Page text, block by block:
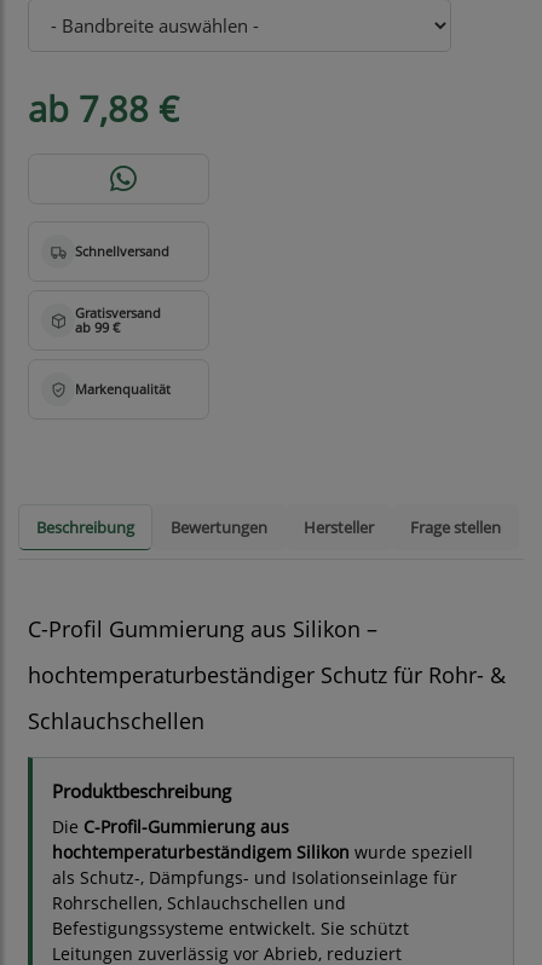
ab 7,88 €
Beschreibung Bewertungen Hersteller Frage stellen
C-Profil Gummierung aus Silikon –
hochtemperaturbeständiger Schutz für Rohr- &
Schlauchschellen
Produktbeschreibung
Die C-Profil-Gummierung aus
hochtemperaturbeständigem Silikon wurde speziell
als Schutz-, Dämpfungs- und Isolationseinlage für
Rohrschellen, Schlauchschellen und
Befestigungssysteme entwickelt. Sie schützt
Leitungen zuverlässig vor Abrieb, reduziert